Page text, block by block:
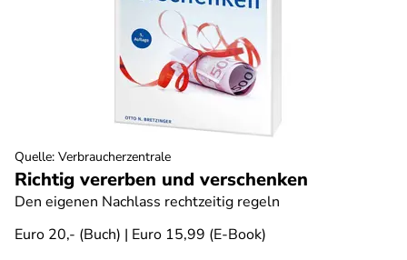
Richtig vererben und verschenken
Den eigenen Nachlass rechtzeitig regeln
Euro 20,- (Buch) | Euro 15,99 (E-Book)
Quelle: Verbraucherzentrale